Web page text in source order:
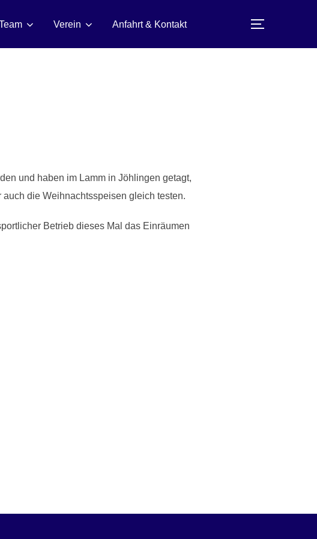
Verein Anfahrt & Kontakt
und haben im Lamm in Jöhlingen getagt,
die Weihnachtsspeisen gleich testen.
Betrieb dieses Mal das Einräumen